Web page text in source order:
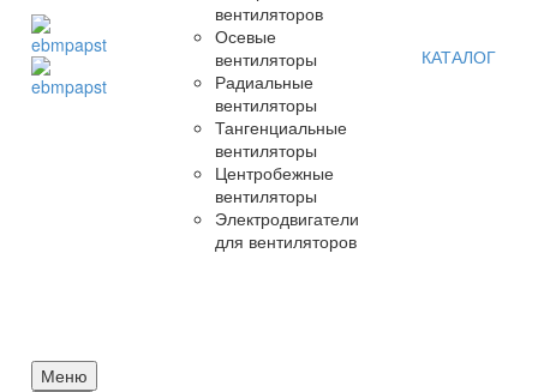
вентиляторов
Осевые
вентиляторы
Радиальные
вентиляторы
Тангенциальные
вентиляторы
Центробежные
вентиляторы
Электродвигатели
для вентиляторов
КАТАЛОГ
Меню